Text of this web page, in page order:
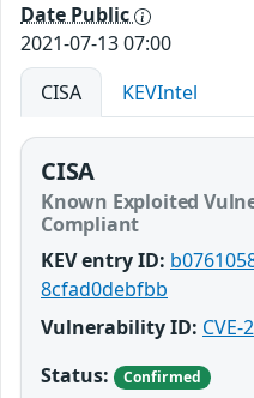
Date Public
2021-07-13 07:00
CISA
KEVIntel
CISA
Known Exploited
Compliant
KEV entry ID:
8cfad0debfbb
Vulnerability ID: CVE-
Status:
Confirmed